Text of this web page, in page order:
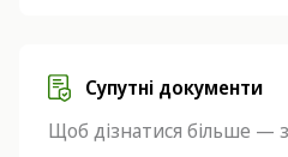
Супутні документи
Щоб дізнатися більше —